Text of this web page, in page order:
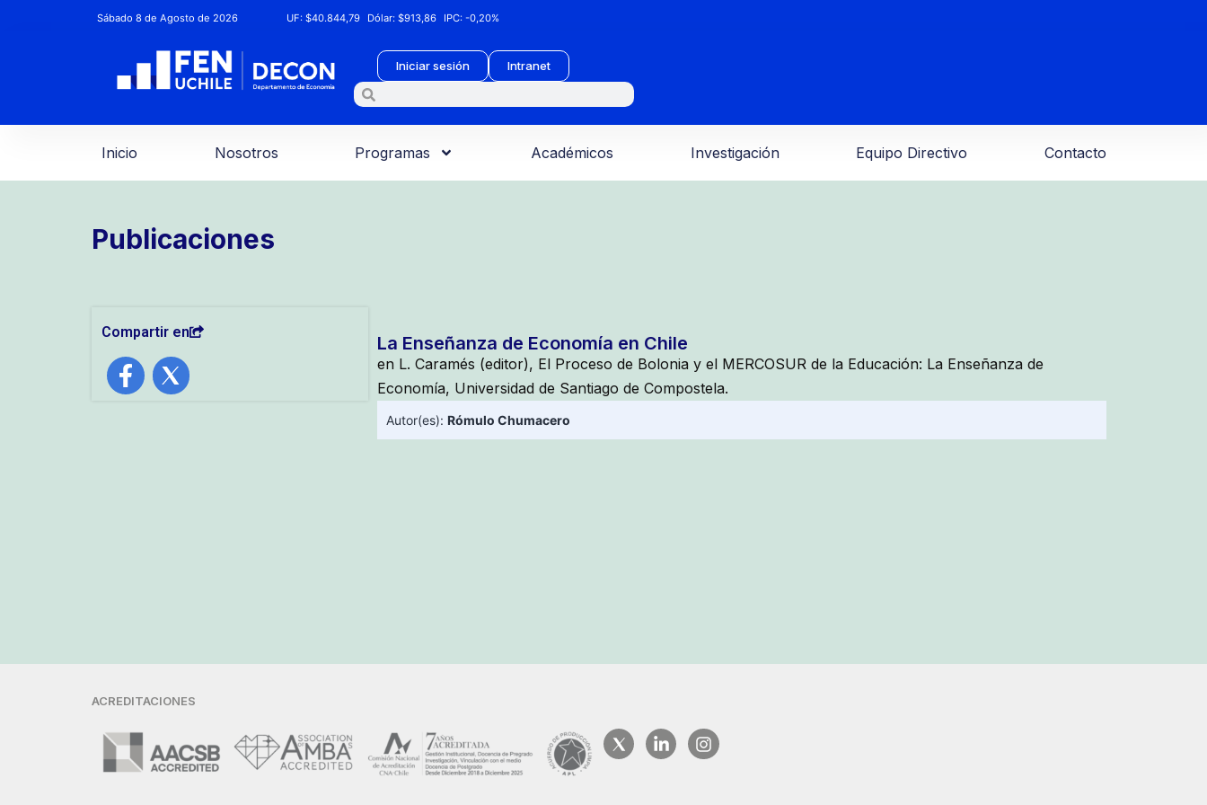
Sábado 8 de Agosto de 2026 UF:$40.844,79 Dólar:$913,86 IPC:-0,20%
Iniciar sesión Intranet
Inicio Nosotros Programas Académicos Investigación Equipo Directivo Contacto
Publicaciones
Compartir en
La Enseñanza de Economía en Chile
en L. Caramés (editor), El Proceso de Bolonia y el MERCOSUR de la Educación: La Enseñanza de
Economía, Universidad de Santiago de Compostela.
Autor(es): Rómulo Chumacero
ACREDITACIONES